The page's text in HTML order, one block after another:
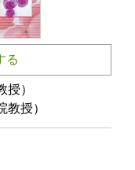
る
）
授）